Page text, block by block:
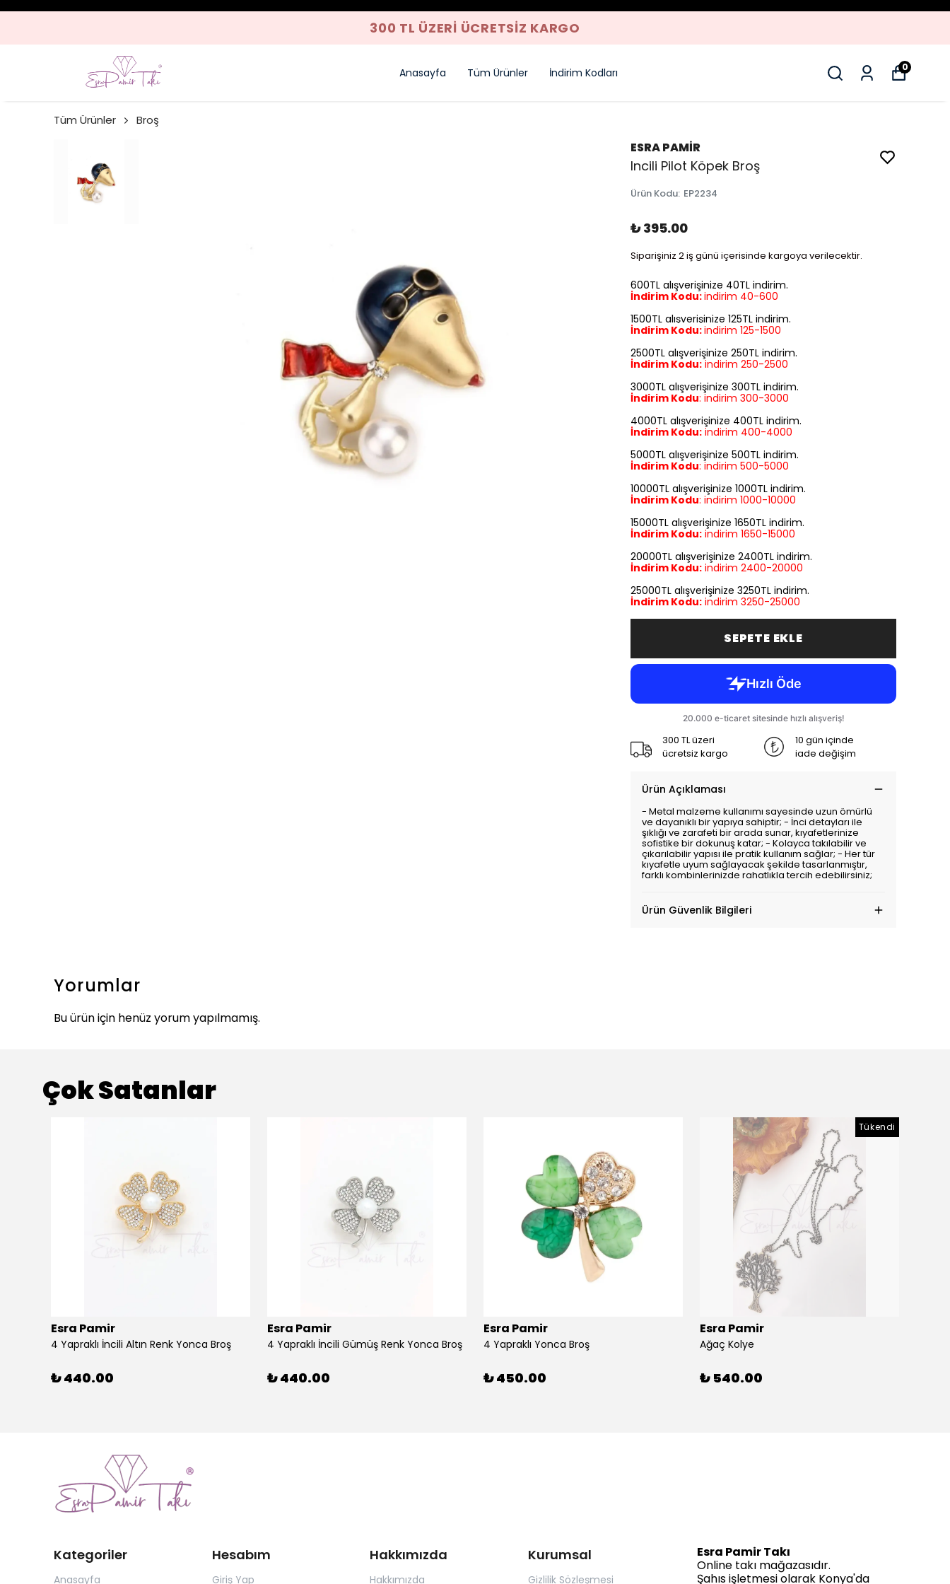
Anasayfa Tüm Ürünler İndirim Kodları 0
Tüm Ürünler Broş
ESRA PAMİR
Incili Pilot Köpek Broş
Ürün Kodu: EP2234
₺ 395.00
Siparişiniz 2 iş günü içerisinde kargoya verilecektir.
600TL alışverişinize 40TL indirim.
İndirim Kodu:indirim 40-600
1500TL alışverişinize 125TL indirim.
İndirim Kodu:indirim 125-1500
2500TL alışverişinize 250TL indirim.
İndirim Kodu: indirim 250-2500
3000TL alışverişinize 300TL indirim.
İndirim Kodu: indirim 300-3000
4000TL alışverişinize 400TL indirim.
İndirim Kodu: indirim 400-4000
5000TL alışverişinize 500TL indirim.
İndirim Kodu: indirim 500-5000
10000TL alışverişinize 1000TL indirim.
İndirim Kodu: indirim 1000-10000
15000TL alışverişinize 1650TL indirim.
İndirim Kodu: indirim 1650-15000
20000TL alışverişinize 2400TL indirim.
İndirim Kodu: indirim 2400-20000
25000TL alışverişinize 3250TL indirim.
İndirim Kodu: indirim 3250-25000
SEPETE EKLE
300 TL üzeri
ücretsiz kargo
10 gün içinde
iade değişim
Ürün Açıklaması
- Metal malzeme kullanımı sayesinde uzun ömürlü
ve dayanıklı bir yapıya sahiptir; - İnci detayları ile
şıklığı ve zarafeti bir arada sunar, kıyafetlerinize
sofistike bir dokunuş katar; - Kolayca takılabilir ve
çıkarılabilir yapısı ile pratik kullanım sağlar; - Her tür
kıyafetle uyum sağlayacak şekilde tasarlanmıştır,
farklı kombinlerinizde rahatlıkla tercih edebilirsiniz;
Ürün Güvenlik Bilgileri
Yorumlar
Bu ürün için henüz yorum yapılmamış.
Çok Satanlar
Esra Pamir
4 Yapraklı İncili Altın Renk Yonca Broş
₺ 440.00
Esra Pamir
4 Yapraklı İncili Gümüş Renk Yonca Broş
₺ 440.00
Esra Pamir
4 Yapraklı Yonca Broş
₺ 450.00
Tükendi
Esra Pamir
Ağaç Kolye
₺ 540.00
Kategoriler
Anasayfa
Hesabım
Giriş Yap
Hakkımızda
Hakkımızda
Kurumsal
Gizlilik Sözleşmesi
Esra Pamir Takı
Online takı mağazasıdır.
Şahıs işletmesi olarak Konya'da